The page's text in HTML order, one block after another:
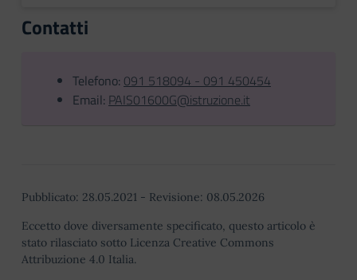
Contatti
Telefono: 091 518094 - 091 450454
Email: PAIS01600G@istruzione.it
Pubblicato: 28.05.2021 - Revisione: 08.05.2026
Eccetto dove diversamente specificato, questo articolo è
stato rilasciato sotto Licenza Creative Commons
Attribuzione 4.0 Italia.